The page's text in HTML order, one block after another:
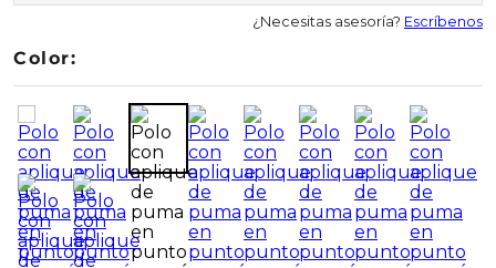
¿Necesitas asesoría? Escríbenos
Color: